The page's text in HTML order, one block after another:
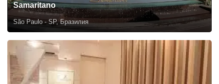
Samaritano
São Paulo - SP, Бразилия